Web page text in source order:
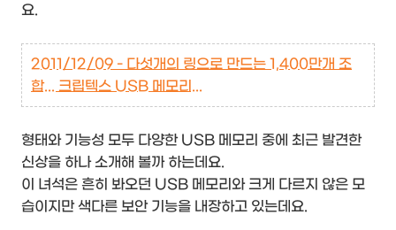
요.
2011/12/09 - 다섯개의 링으로 만드는 1,400만개 조
합... 크립텍스 USB 메모리...
형태와 기능성 모두 다양한 USB 메모리 중에 최근 발견한
신상을 하나 소개해 볼까 하는데요.
이 녀석은 흔히 봐오던 USB 메모리와 크게 다르지 않은 모
습이지만 색다른 보안 기능을 내장하고 있는데요.